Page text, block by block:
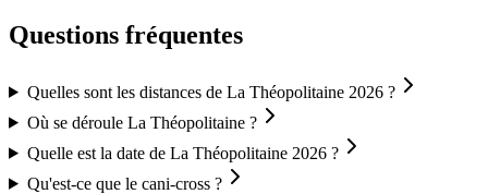
Questions fréquentes
Quelles sont les distances de La Théopolitaine 2026 ?
Où se déroule La Théopolitaine ?
Quelle est la date de La Théopolitaine 2026 ?
Qu'est-ce que le cani-cross ?